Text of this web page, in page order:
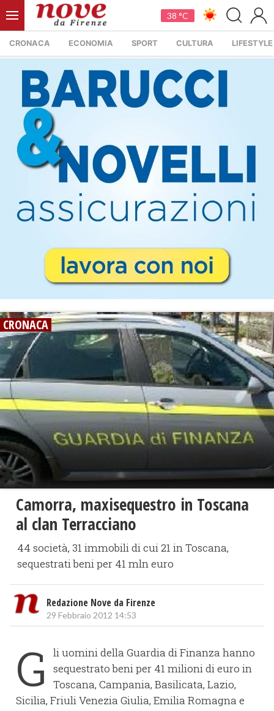
38 °C
CRONACA ECONOMIA SPORT CULTURA LIFESTYLE
CRONACA
Camorra, maxisequestro in Toscana
al clan Terracciano
44 società, 31 immobili di cui 21 in Toscana,
sequestrati beni per 41 mln euro
Redazione Nove da Firenze
29 Febbraio 2012 14:53
G
li uomini della Guardia di Finanza hanno
sequestrato beni per 41 milioni di euro in
Toscana, Campania, Basilicata, Lazio,
Sicilia, Friuli Venezia Giulia, Emilia Romagna e